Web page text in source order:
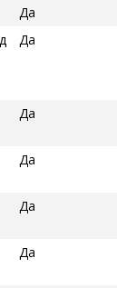
Да
Да
Да
Да
Да
Да